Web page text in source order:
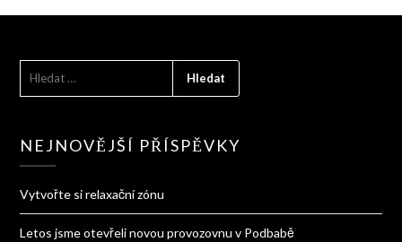
NEJNOVĚJŠÍ PŘÍSPĚVKY
Vytvořte si relaxační zónu
Letos jsme otevřeli novou provozovnu v Podbabě